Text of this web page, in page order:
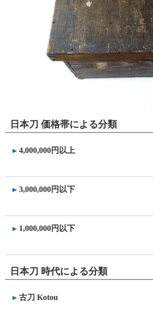
日本刀 価格帯による分類
4,000,000円以上
3,000,000円以下
1,000,000円以下
日本刀 時代による分類
古刀 Kotou